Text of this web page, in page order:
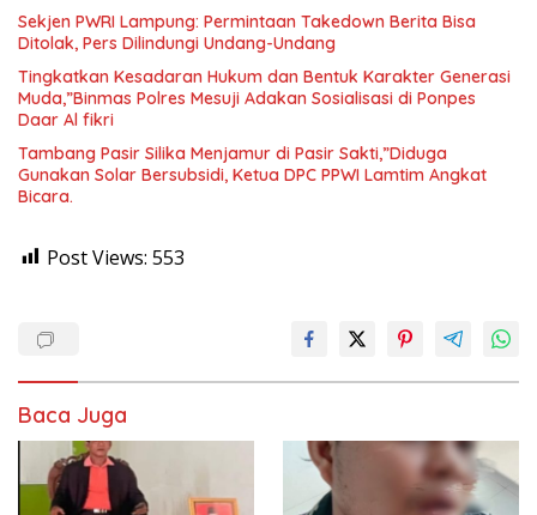
Sekjen PWRI Lampung: Permintaan Takedown Berita Bisa
Ditolak, Pers Dilindungi Undang-Undang
Tingkatkan Kesadaran Hukum dan Bentuk Karakter Generasi
Muda,”Binmas Polres Mesuji Adakan Sosialisasi di Ponpes
Daar Al fikri
Tambang Pasir Silika Menjamur di Pasir Sakti,”Diduga
Gunakan Solar Bersubsidi, Ketua DPC PPWI Lamtim Angkat
Bicara.
Post Views: 553
Baca Juga